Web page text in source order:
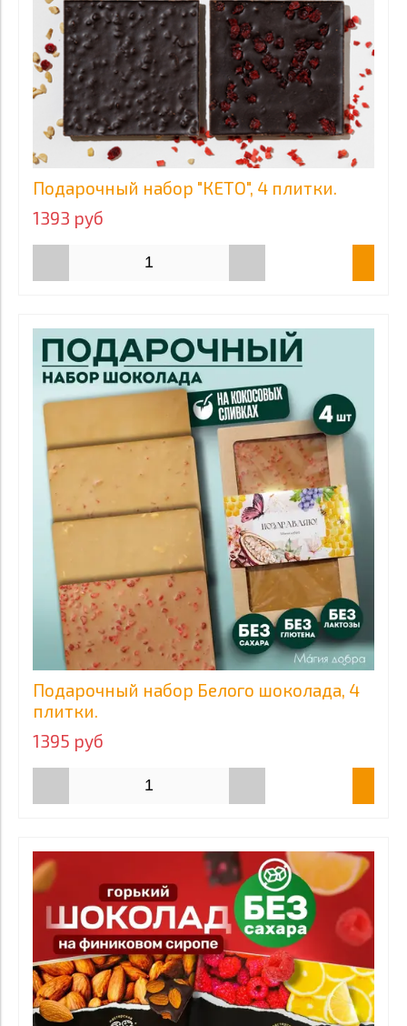
Подарочный набор "КЕТО", 4 плитки.
1393 руб
Подарочный набор Белого шоколада, 4
плитки.
1395 руб